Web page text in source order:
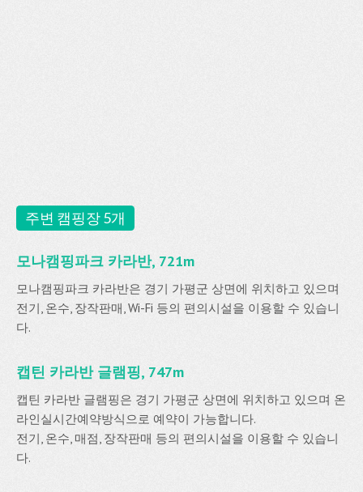
주변 캠핑장 5개
모나캠핑파크 카라반, 721m
모나캠핑파크 카라반은 경기 가평군 상면에 위치하고 있으며
전기, 온수, 장작판매, Wi-Fi 등의 편의시설을 이용할 수 있습니
다.
캡틴 카라반 글램핑, 747m
캡틴 카라반 글램핑은 경기 가평군 상면에 위치하고 있으며 온
라인실시간예약방식으로 예약이 가능합니다.
전기, 온수, 매점, 장작판매 등의 편의시설을 이용할 수 있습니
다.